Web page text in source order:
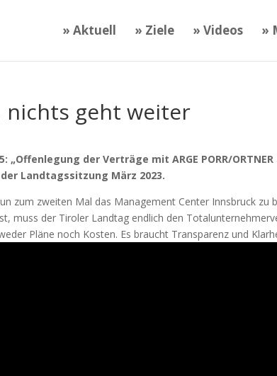
» Aktuell » Ziele » Videos »
nichts geht weiter
„Offenlegung der Verträge mit ARGE PORR/ORTNER
Landtagssitzung März 2023.
zum zweiten Mal das Management Center Innsbruck zu
muss der Tiroler Landtag endlich den
Pläne noch Kosten. Es braucht Transparenz und